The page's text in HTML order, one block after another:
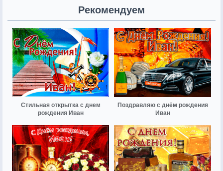
Рекомендуем
Стильная открытка с днем
рождения Иван
Поздравляю с днём рождения
Иван